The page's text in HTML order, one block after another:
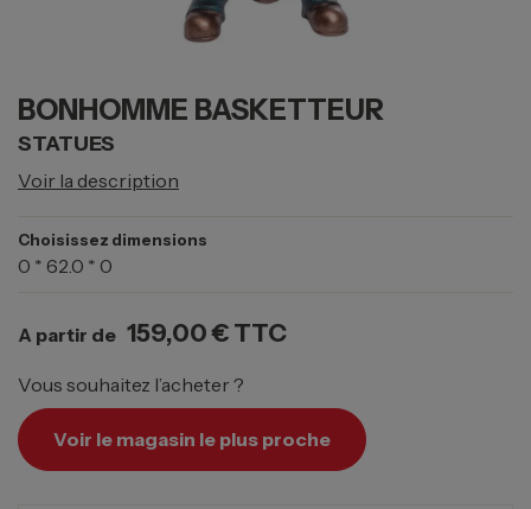
BONHOMME BASKETTEUR
STATUES
Voir la description
Choisissez dimensions
0 * 62.0 * 0
A partir de 159,00 € TTC
Vous souhaitez l’acheter ?
Voir le magasin le plus proche